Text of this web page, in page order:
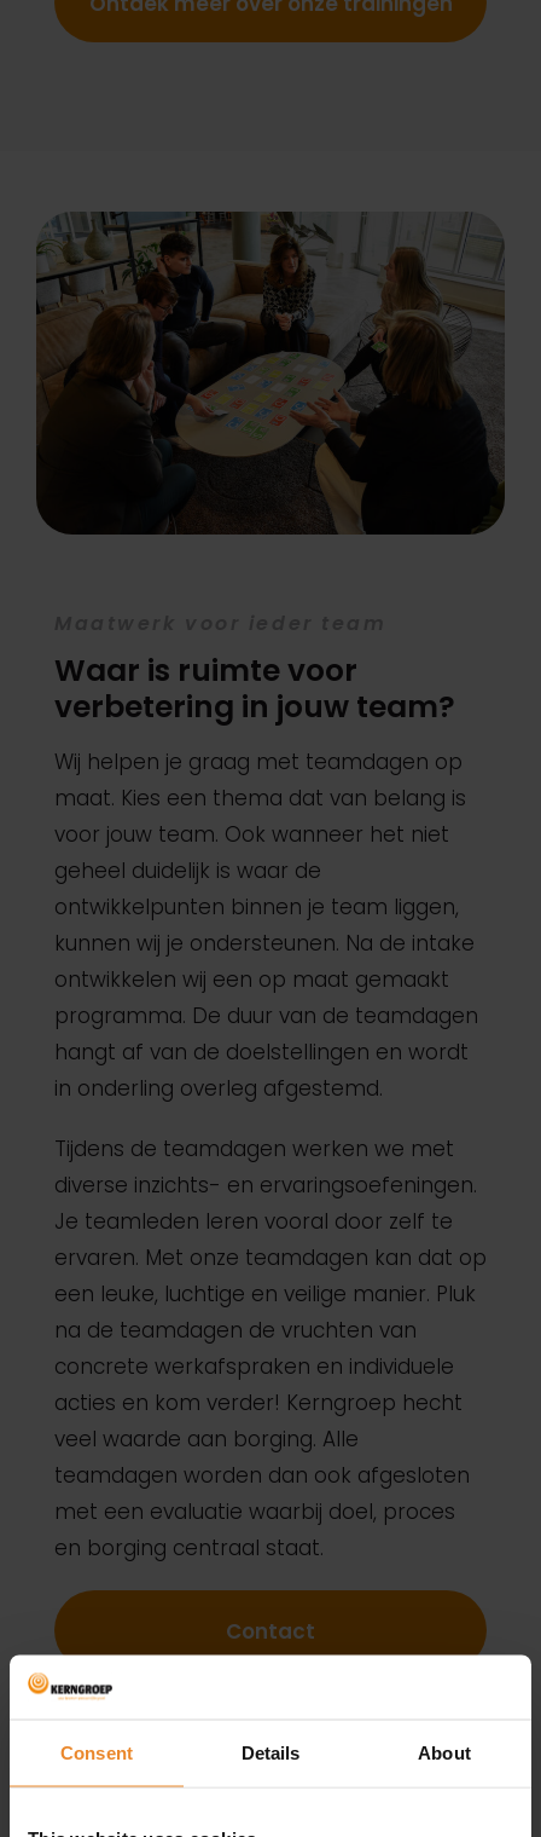
Consent Details About
Waar is ruimte voor
verbetering in jouw team?
Wij helpen je graag met teamdagen op
maat. Kies een thema dat van belang is
voor jouw team. Ook wanneer het niet
geheel duidelijk is waar de
ontwikkelpunten binnen je team liggen,
kunnen wij je ondersteunen. Na de intake
ontwikkelen wij een op maat gemaakt
programma. De duur van de teamdagen
hangt af van de doelstellingen en wordt
in onderling overleg afgestemd.
Tijdens de teamdagen werken we met
diverse inzichts- en ervaringsoefeningen.
Je teamleden leren vooral door zelf te
ervaren. Met onze teamdagen kan dat op
een leuke, luchtige en veilige manier. Pluk
na de teamdagen de vruchten van
concrete werkafspraken en individuele
acties en kom verder! Kerngroep hecht
veel waarde aan borging. Alle
teamdagen worden dan ook afgesloten
met een evaluatie waarbij doel, proces
en borging centraal staat.
Contact